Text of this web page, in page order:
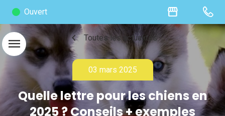
Ouvert storefront
menu chevron_left Toutes les actualités
03 mars 2025
Quelle lettre pour les chiens en
2025 ? Conseils + exemples